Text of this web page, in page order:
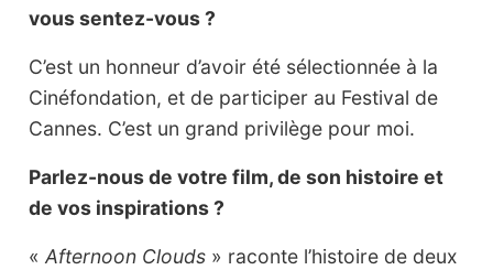
vous sentez-vous ?
C’est un honneur d’avoir été sélectionnée à la
Cinéfondation, et de participer au Festival de
Cannes. C’est un grand privilège pour moi.
Parlez-nous de votre film, de son histoire et
de vos inspirations ?
«Afternoon Clouds » raconte l’histoire de deux